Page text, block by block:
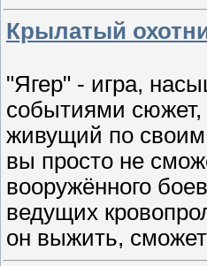
Крылатый
"Ягер" - игра,
событиями
живущий по своим
вы просто не
вооружённого
ведущих
он выжить,